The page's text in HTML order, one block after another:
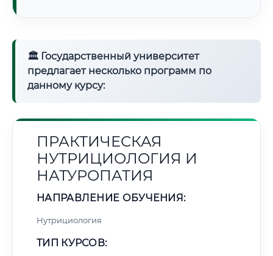
🏛 Государственный университет
предлагает несколько программ по
данному курсу:
ПРАКТИЧЕСКАЯ
НУТРИЦИОЛОГИЯ И
НАТУРОПАТИЯ
НАПРАВЛЕНИЕ ОБУЧЕНИЯ:
Нутрициология
ТИП КУРСОВ: